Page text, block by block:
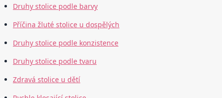
Druhy stolice podle barvy
Příčina žluté stolice u dospělých
Druhy stolice podle konzistence
Druhy stolice podle tvaru
Zdravá stolice u dětí